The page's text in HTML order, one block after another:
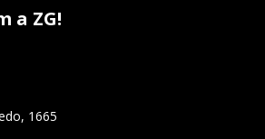
a ZG!
1665